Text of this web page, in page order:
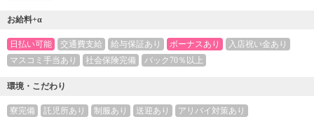
お給料+α
日払い可能 交通費支給 給与保証あり ボーナスあり
入店祝い金あり
マスコミ手当あり
社会保険完備 バック70％以上
環境・こだわり
寮完備 託児所あり 制服あり 送迎あり
アリバイ対策あり